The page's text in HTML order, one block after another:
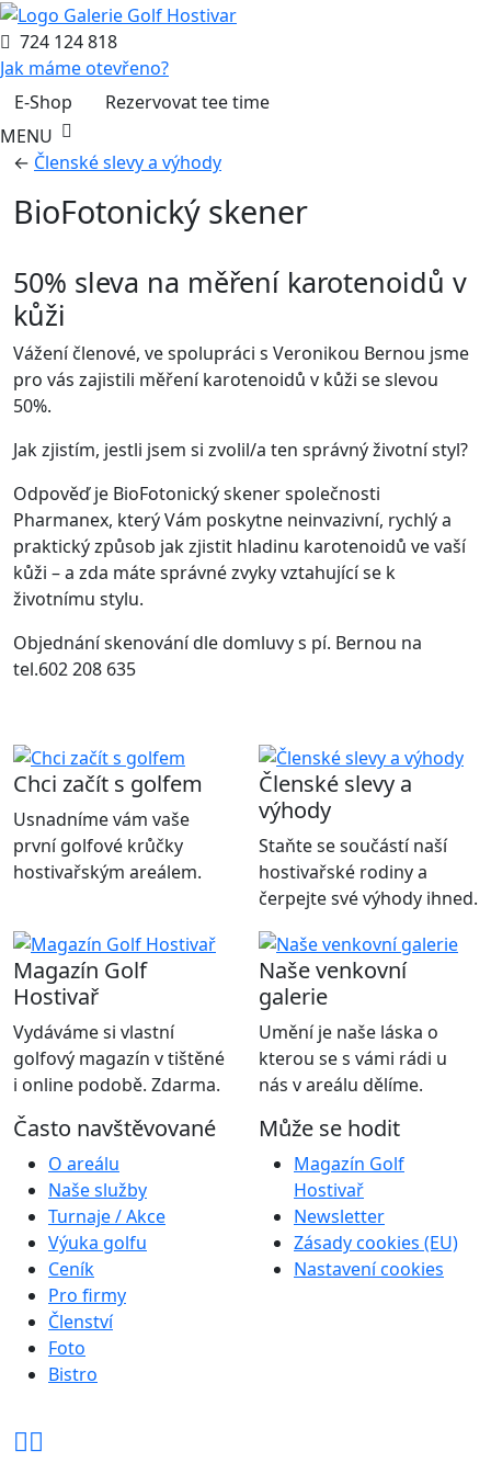
724 124 818
Jak máme otevřeno?
E-Shop
Rezervovat tee time
MENU
← Členské slevy a výhody
BioFotonický skener
50% sleva na měření karotenoidů v
kůži
Vážení členové, ve spolupráci s Veronikou Bernou jsme
pro vás zajistili měření karotenoidů v kůži se slevou
50%.
Jak zjistím, jestli jsem si zvolil/a ten správný životní styl?
Odpověď je BioFotonický skener společnosti
Pharmanex, který Vám poskytne neinvazivní, rychlý a
praktický způsob jak zjistit hladinu karotenoidů ve vaší
kůži – a zda máte správné zvyky vztahující se k
životnímu stylu.
Objednání skenování dle domluvy s pí. Bernou na
tel.602 208 635
Chci začít s golfem
Usnadníme vám vaše
první golfové krůčky
hostivařským areálem.
Členské slevy a
výhody
Staňte se součástí naší
hostivařské rodiny a
čerpejte své výhody ihned.
Magazín Golf
Hostivař
Vydáváme si vlastní
golfový magazín v tištěné
i online podobě. Zdarma.
Naše venkovní
galerie
Umění je naše láska o
kterou se s vámi rádi u
nás v areálu dělíme.
Často navštěvované
O areálu
Naše služby
Turnaje / Akce
Výuka golfu
Ceník
Pro firmy
Členství
Foto
Bistro
Může se hodit
Magazín Golf
Hostivař
Newsletter
Zásady cookies (EU)
Nastavení cookies